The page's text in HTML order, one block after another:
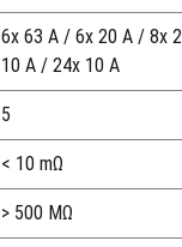
6x 63 A / 6x 20 A / 8x
10 A / 24x 10 A
5
< 10 mΩ
> 500 MΩ